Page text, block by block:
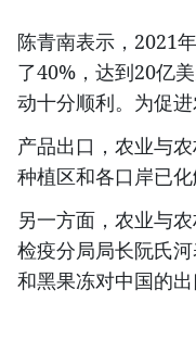
陈青南表示，2021
了40%，达到20亿
动十分顺利。为促
产品出口，农业与
种植区和各口岸已化
另一方面，农业与
检疫分局局长阮氏
和黑果冻对中国的